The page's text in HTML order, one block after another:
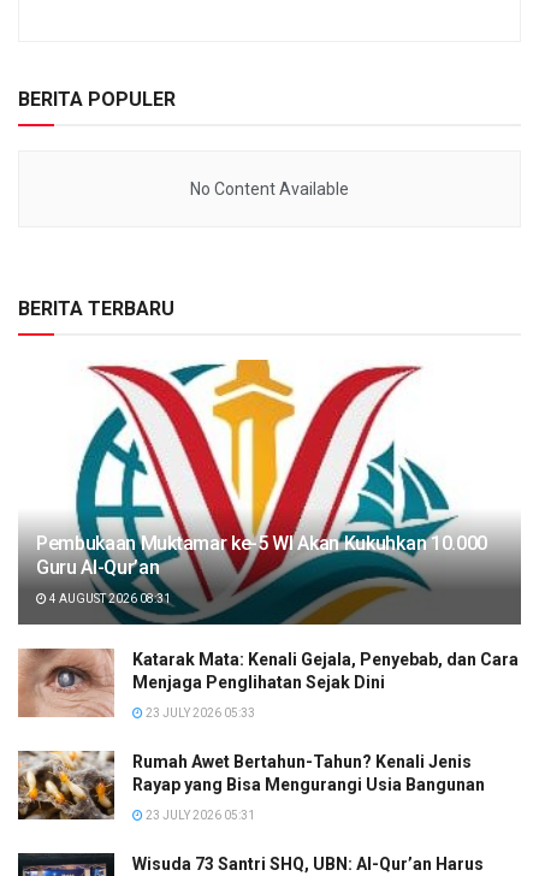
BERITA POPULER
No Content Available
BERITA TERBARU
Pembukaan Muktamar ke-5 WI Akan Kukuhkan 10.000
Guru Al-Qur’an
4 AUGUST 2026 08:31
Katarak Mata: Kenali Gejala, Penyebab, dan Cara
Menjaga Penglihatan Sejak Dini
23 JULY 2026 05:33
Rumah Awet Bertahun-Tahun? Kenali Jenis
Rayap yang Bisa Mengurangi Usia Bangunan
23 JULY 2026 05:31
Wisuda 73 Santri SHQ, UBN: Al-Qur’an Harus